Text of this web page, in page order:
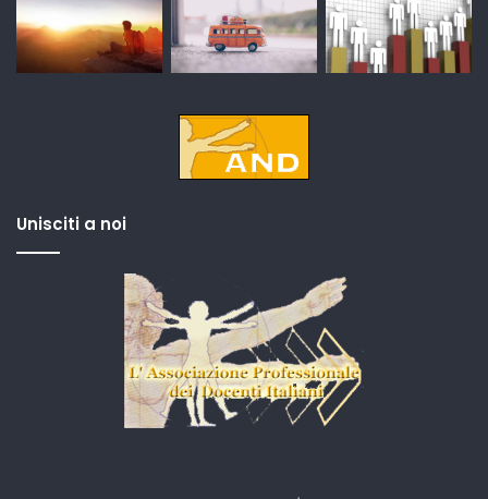
Unisciti a noi